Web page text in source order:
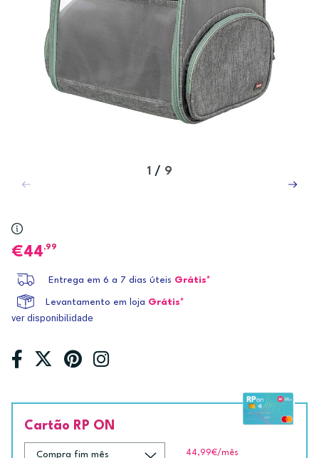
1 / 9
44,99
Entrega em 6 a 7 dias úteis Grátis*
Levantamento em loja Grátis*
ver disponibilidade
Cartão RP ON
44,99€/mês